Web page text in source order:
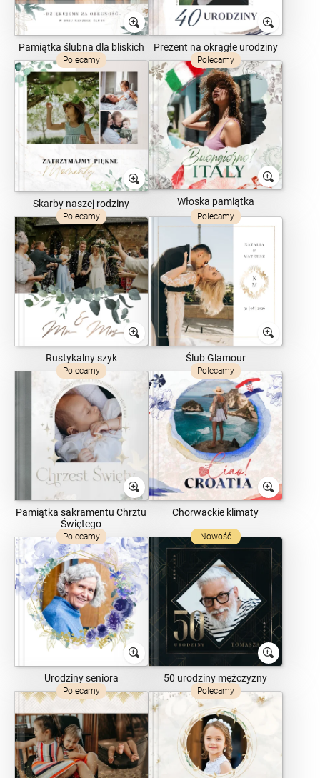
Pamiątka ślubna dla bliskich Prezent na okrągłe urodziny
Polecamy
Skarby naszej rodziny
Polecamy
Włoska pamiątka
Polecamy
Rustykalny szyk
Polecamy
Ślub Glamour
Polecamy
Pamiątka sakramentu Chrztu
Świętego
Polecamy
Chorwackie klimaty
Polecamy
Urodziny seniora
Nowość
50 urodziny mężczyzny
Polecamy Polecamy